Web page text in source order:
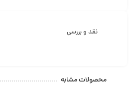
نقد و بررسی
محصولات مشابه